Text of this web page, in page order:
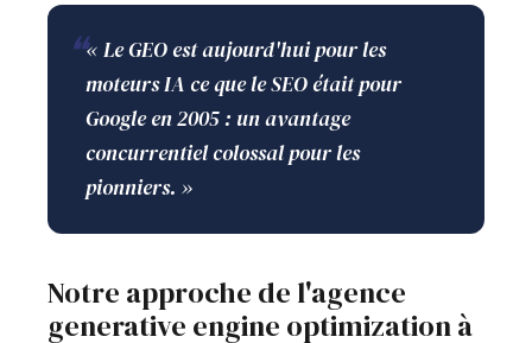
❝« Le GEO est aujourd'hui pour les
moteurs IA ce que le SEO était pour
Google en 2005 : un avantage
concurrentiel colossal pour les
pionniers. »
Notre approche de l'agence
generative engine optimization à